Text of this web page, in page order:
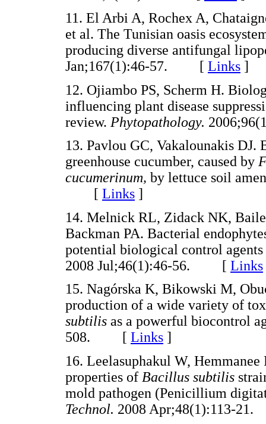
11. El Arbi A, Rochex A,
et al. The Tunisian oasis
producing diverse antifungal
Jan;167(1):46-57. [ Links ]
12. Ojiambo PS, Scherm H.
influencing plant disease
review. Phytopathology.
13. Pavlou GC, Vakalounakis
greenhouse cucumber, caused by
cucumerinum, by lettuce soil
[ Links ]
14. Melnick RL, Zidack NK,
Backman PA. Bacterial
potential biological control
2008 Jul;46(1):46-56. [ Links
15. Nagórska K, Bikowski M,
production of a wide variety of
subtilis as a powerful biocontrol
508. [ Links ]
16. Leelasuphakul W,
properties of Bacillus subtilis
mold pathogen (Penicillium
Technol. 2008 Apr;48(1):113-